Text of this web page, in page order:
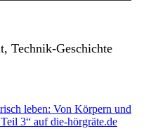
Technik-Geschichte